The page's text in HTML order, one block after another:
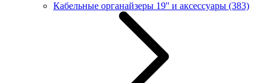
Кабельные органайзеры 19'' и аксессуары (383)